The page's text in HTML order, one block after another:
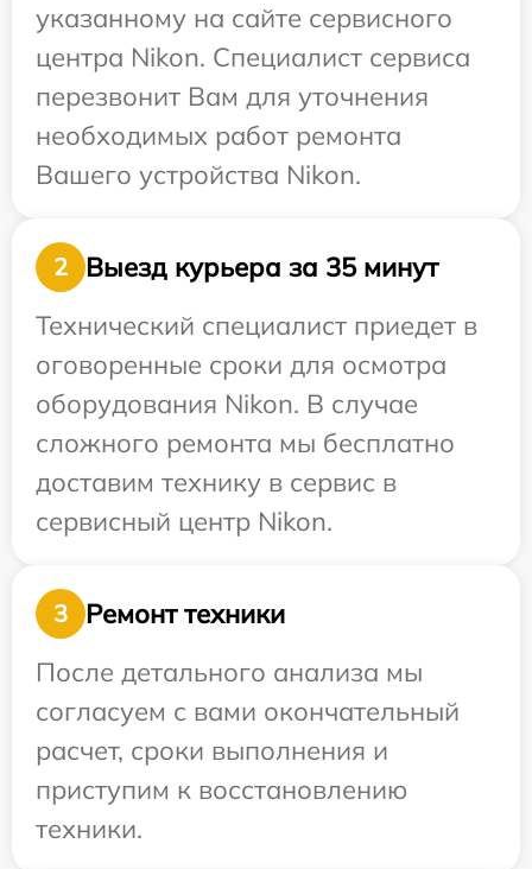
указанному на сайте сервисного
центра Nikon. Специалист сервиса
перезвонит Вам для уточнения
необходимых работ ремонта
Вашего устройства Nikon.
2
Выезд курьера за 35 минут
Технический специалист приедет в
оговоренные сроки для осмотра
оборудования Nikon. В случае
сложного ремонта мы бесплатно
доставим технику в сервис в
сервисный центр Nikon.
3
Ремонт техники
После детального анализа мы
согласуем с вами окончательный
расчет, сроки выполнения и
приступим к восстановлению
техники.